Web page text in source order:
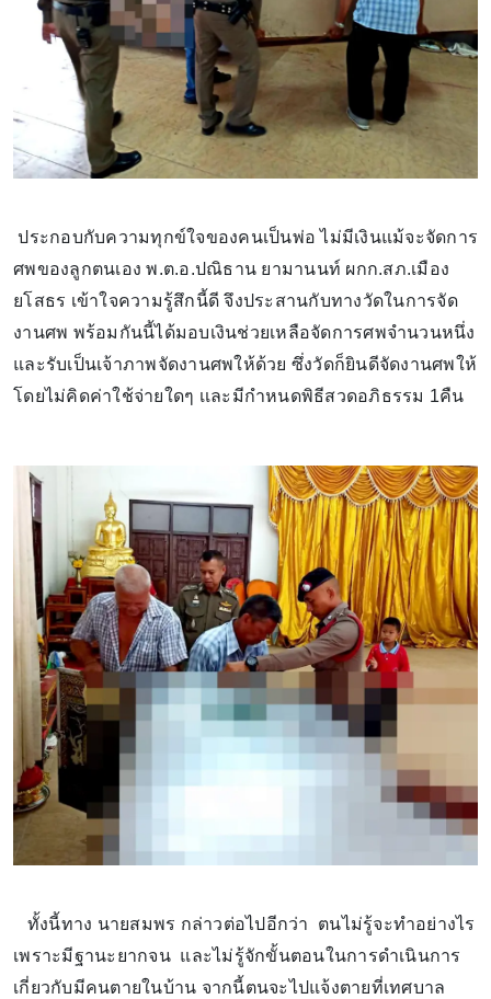
ประกอบกับความทุกข์ใจของคนเป็นพ่อ ไม่มีเงินแม้จะจัดการ
ศพของลูกตนเอง พ.ต.อ.ปณิธาน ยามานนท์ ผกก.สภ.เมือง
ยโสธร เข้าใจความรู้สึกนี้ดี จึงประสานกับทางวัดในการจัด
งานศพ พร้อมกันนี้ได้มอบเงินช่วยเหลือจัดการศพจำนวนหนึ่ง
และรับเป็นเจ้าภาพจัดงานศพให้ด้วย ซึ่งวัดก็ยินดีจัดงานศพให้
โดยไม่คิดค่าใช้จ่ายใดๆ เเละมีกำหนดพิธีสวดอภิธรรม 1คืน
ทั้งนี้ทาง นายสมพร กล่าวต่อไปอีกว่า ตนไม่รู้จะทำอย่างไร
เพราะมีฐานะยากจน และไม่รู้จักขั้นตอนในการดำเนินการ
เกี่ยวกับมีคนตายในบ้าน จากนี้ตนจะไปแจ้งตายที่เทศบาล